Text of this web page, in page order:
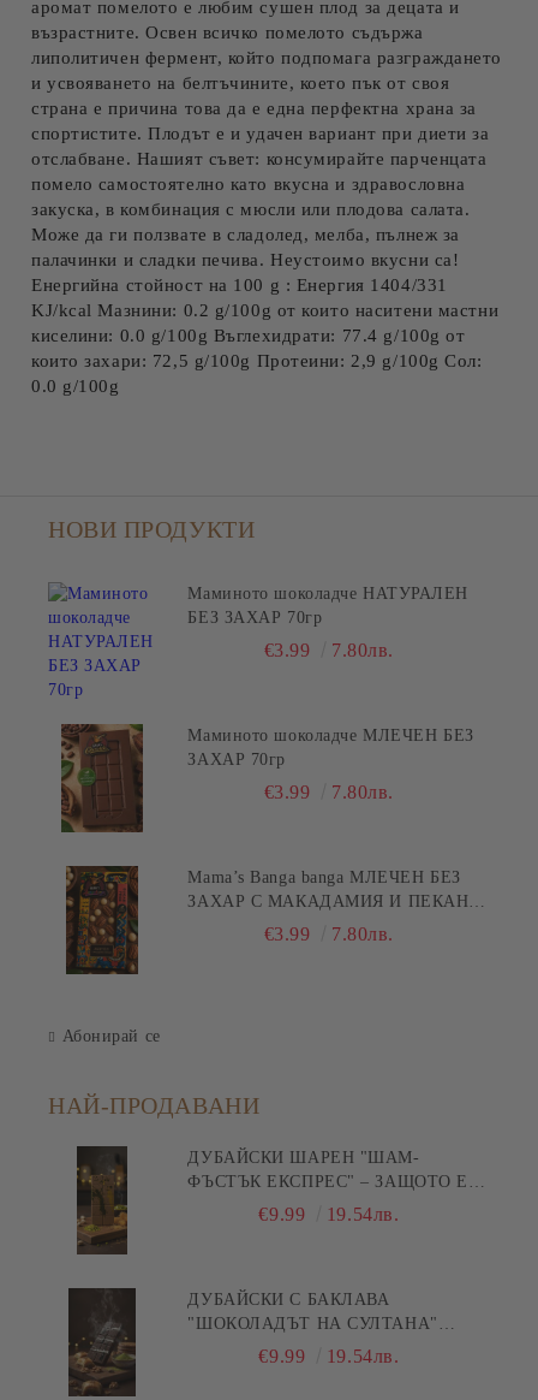
аромат помелото е любим сушен плод за децата и
възрастните. Освен всичко помелото съдържа
липолитичен фермент, който подпомага разграждането
и усвояването на белтъчините, което пък от своя
страна е причина това да е една перфектна храна за
спортистите. Плодът е и удачен вариант при диети за
отслабване. Нашият съвет: консумирайте парченцата
помело самостоятелно като вкусна и здравословна
закуска, в комбинация с мюсли или плодова салата.
Може да ги ползвате в сладолед, мелба, пълнеж за
палачинки и сладки печива. Неустоимо вкусни са!
Енергийна стойност на 100 g : Енергия 1404/331
KJ/kcal Мазнини: 0.2 g/100g от които наситени мастни
киселини: 0.0 g/100g Въглехидрати: 77.4 g/100g от
които захари: 72,5 g/100g Протеини: 2,9 g/100g Сол:
0.0 g/100g
НОВИ ПРОДУКТИ
Маминото шоколадче НАТУРАЛЕН
БЕЗ ЗАХАР 70гр
€3.99 7.80лв.
Маминото шоколадче МЛЕЧЕН БЕЗ
ЗАХАР 70гр
€3.99 7.80лв.
Mama’s Banga banga МЛЕЧЕН БЕЗ
ЗАХАР С МАКАДАМИЯ И ПЕКАН
€3.99 7.80лв.
Абонирай се
НАЙ-ПРОДАВАНИ
ДУБАЙСКИ ШАРЕН "ШАМ-
ФЪСТЪК ЕКСПРЕС" – ЗАЩОТО Е
БЪРЗА ПИСТА КЪМ
€9.99 19.54лв.
ДУБАЙСКИ С БАКЛАВА
"ШОКОЛАДЪТ НА СУЛТАНА"
€9.99 19.54лв.